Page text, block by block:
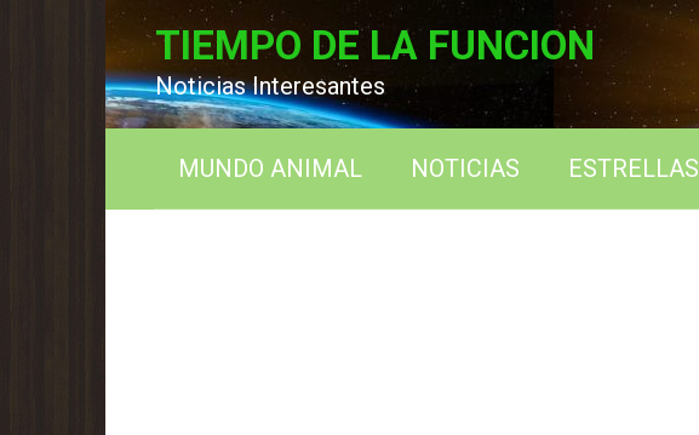
TIEMPO DE LA FUNCION
Noticias Interesantes
MUNDO ANIMAL NOTICIAS ESTRELLAS